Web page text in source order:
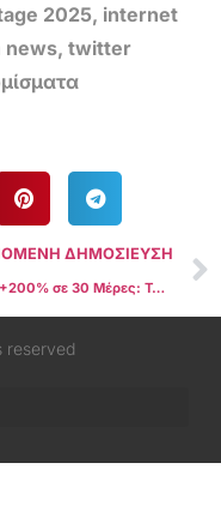
2025, internet
news, twitter
ΔΗΜΟΣΙΕΥΣΗ
Zcash +200% σε 30 Μέρες: Τα 5 Tokens Που Εκτοξεύτηκαν Την Ώρα Που Όλη Η Αγορά Τρόμαζε
reserved